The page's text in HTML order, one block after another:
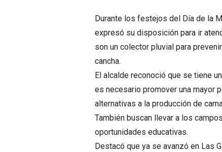
Durante los festejos del Día de la
expresó su disposición para ir
son un colector pluvial para
cancha.
El alcalde reconoció que se tiene
es necesario promover una mayor
alternativas a la producción de
También buscan llevar a los
oportunidades educativas.
Destacó que ya se avanzó en Las